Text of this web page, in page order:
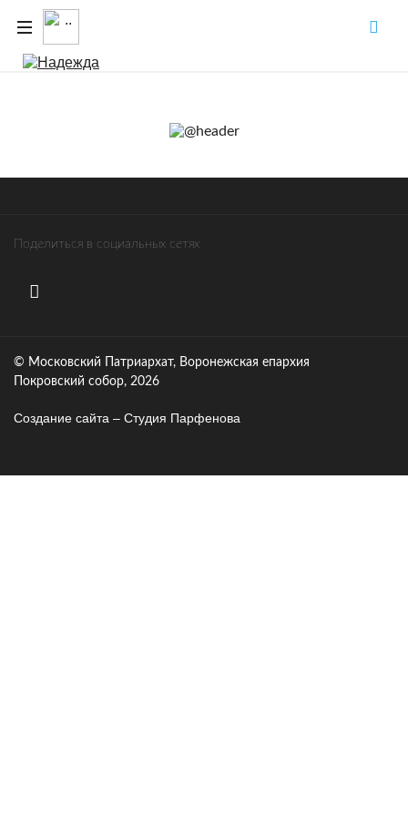
Поделиться в социальных сетях
© Московский Патриархат, Воронежcкая епархия
Покровский собор, 2026
Создание сайта – Cтудия Парфенова